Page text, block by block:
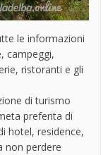
le informazioni
campeggi,
ristoranti e gli
di turismo
preferita di
hotel, residence,
non perdere